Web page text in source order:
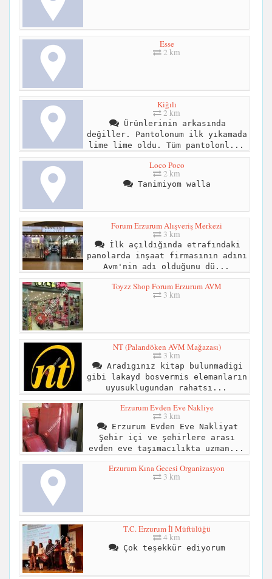
Esse
2 km
Kiğılı
2 km
Ürünlerinin arkasında
değiller. Pantolonum ilk yıkamada
lime lime oldu. Tüm pantolonl...
Loco Poco
2 km
Tanimiyom walla
Forum Erzurum Alışveriş Merkezi
3 km
İlk açıldığında etrafındaki
panolarda inşaat firmasının adını
Avm'nin adı olduğunu dü...
Toyzz Shop Forum Erzurum AVM
3 km
NT (Palandöken AVM Mağazası)
3 km
Aradıgınız kitap bulunmadigi
gibi lakayd bosvermis elemanların
uyusuklugundan rahatsı...
Erzurum Evden Eve Nakliye
3 km
Erzurum Evden Eve Nakliyat
Şehir içi ve şehirlere arası
evden eve taşımacılıkta uzman...
Erzurum Kına Gecesi Organizasyon
3 km
T.C. Erzurum İl Müftülüğü
4 km
Çok teşekkür ediyorum